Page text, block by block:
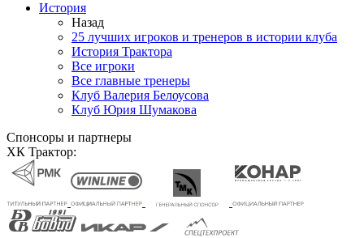
История
Назад
25 лучших игроков и тренеров в истории клуба
История Трактора
Все игроки
Все главные тренеры
Клуб Валерия Белоусова
Клуб Юрия Шумакова
Спонсоры и партнеры
ХК Трактор: